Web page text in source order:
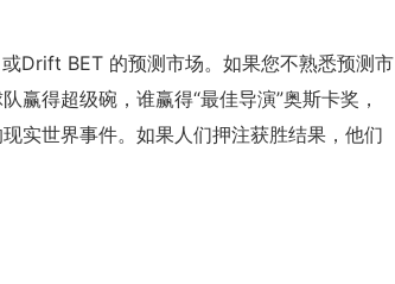
Drift BET 的预测市场。如果您不熟悉预测市
赢得超级碗，谁赢得“最佳导演”奥斯卡奖，
实世界事件。如果人们押注获胜结果，他们